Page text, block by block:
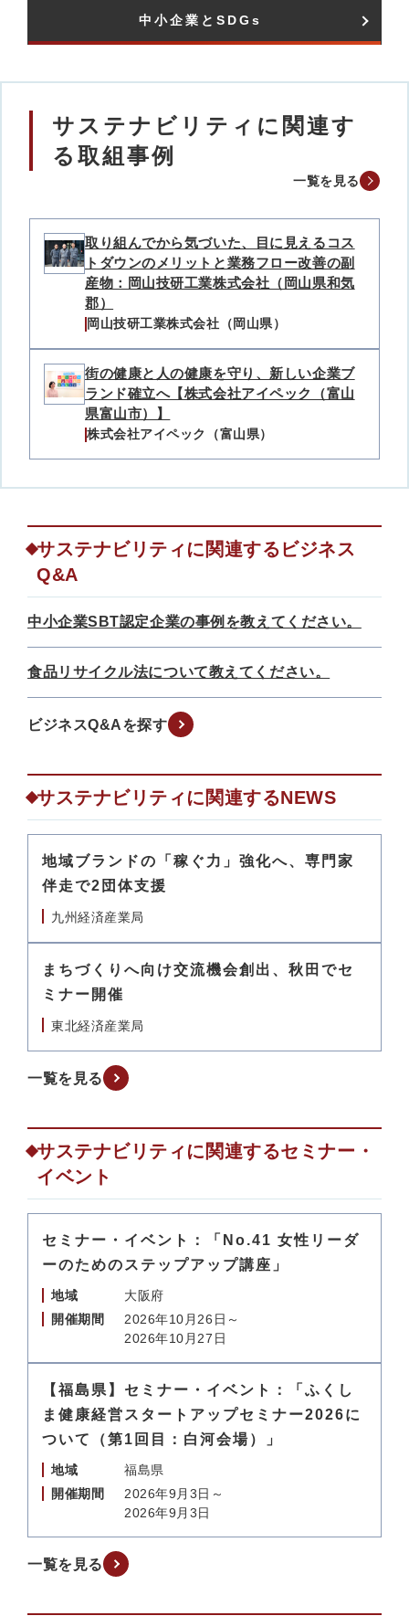
中小企業とSDGs​
サステナビリティに関連す
る取組事例
一覧を見る
取り組んでから気づいた、目に見えるコス
トダウンのメリットと業務フロー改善の副
産物：岡山技研工業株式会社（岡山県和気
郡）
岡山技研工業株式会社（岡山県）
街の健康と人の健康を守り、新しい企業ブ
ランド確立へ【株式会社アイペック（富山
県富山市）】
株式会社アイペック（富山県）
サステナビリティに関連するビジネス
Q&A
中小企業SBT認定企業の事例を教えてください。
食品リサイクル法について教えてください。
ビジネスQ&Aを探す
サステナビリティに関連するNEWS
地域ブランドの「稼ぐ力」強化へ、専門家
伴走で2団体支援
九州経済産業局
まちづくりへ向け交流機会創出、秋田でセ
ミナー開催
東北経済産業局
一覧を見る
サステナビリティに関連するセミナー・
イベント
セミナー・イベント：「No.41 女性リーダ
ーのためのステップアップ講座」
地域
大阪府
開催期間
2026年10月26日～
2026年10月27日
【福島県】セミナー・イベント：「ふくし
ま健康経営スタートアップセミナー2026に
ついて（第1回目：白河会場）」
地域
福島県
開催期間
2026年9月3日～
2026年9月3日
一覧を見る